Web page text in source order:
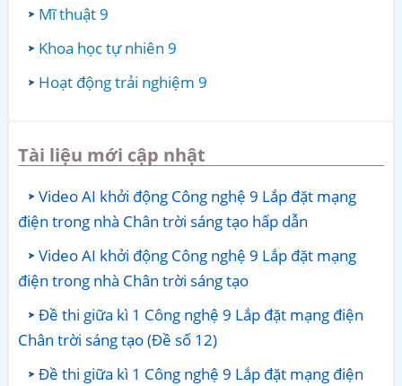
Mĩ thuật 9
Khoa học tự nhiên 9
Hoạt động trải nghiệm 9
Tài liệu mới cập nhật
Video AI khởi động Công nghệ 9 Lắp đặt mạng
điện trong nhà Chân trời sáng tạo hấp dẫn
Video AI khởi động Công nghệ 9 Lắp đặt mạng
điện trong nhà Chân trời sáng tạo
Đề thi giữa kì 1 Công nghệ 9 Lắp đặt mạng điện
Chân trời sáng tạo (Đề số 12)
Đề thi giữa kì 1 Công nghệ 9 Lắp đặt mạng điện